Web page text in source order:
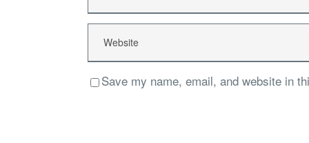
Save my name, email, and website in